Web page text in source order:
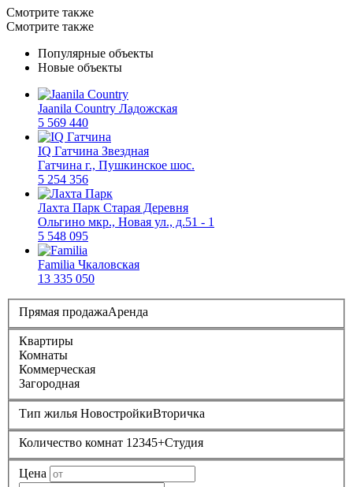
Смотрите также
Смотрите также
Популярные объекты
Новые объекты
Jaanila Country Ладожская
5 569 440
IQ Гатчина Звездная
Гатчина г., Пушкинское шос.
5 254 356
Лахта Парк Старая Деревня
Ольгино мкр., Новая ул., д.51 - 1
5 548 095
Familia Чкаловская
13 335 050
Прямая продажаАренда
Квартиры
Комнаты
Коммерческая
Загородная
Тип жилья НовостройкиВторичка
Количество комнат 12345+Студия
Цена